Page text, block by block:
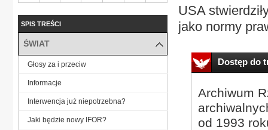
USA
jako normy
Dostęp do
Archiwum
od 1993
SPIS TREŚCI
ŚWIAT
Głosy za i przeciw
Informacje
Interwencja już niepotrzebna?
Jaki będzie nowy IFOR?